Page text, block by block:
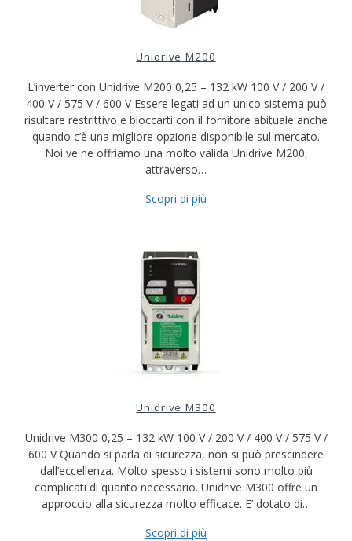
Unidrive M200
L’inverter con Unidrive M200 0,25 – 132 kW 100 V / 200 V /
400 V / 575 V / 600 V Essere legati ad un unico sistema può
risultare restrittivo e bloccarti con il fornitore abituale anche
quando c’è una migliore opzione disponibile sul mercato.
Noi ve ne offriamo una molto valida Unidrive M200,
attraverso…
Scopri di più
Unidrive M300
Unidrive M300 0,25 – 132 kW 100 V / 200 V / 400 V / 575 V /
600 V Quando si parla di sicurezza, non si può prescindere
dall’eccellenza. Molto spesso i sistemi sono molto più
complicati di quanto necessario. Unidrive M300 offre un
approccio alla sicurezza molto efficace. E’ dotato di…
Scopri di più